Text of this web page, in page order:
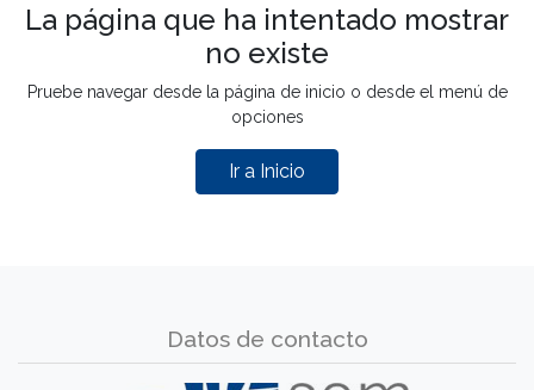
La página que ha intentado mostrar
no existe
Pruebe navegar desde la página de inicio o desde el menú de
opciones
Ir a Inicio
Datos de contacto